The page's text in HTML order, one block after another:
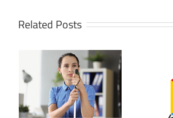
Related Posts